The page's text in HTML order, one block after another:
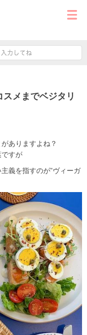
メまでベジタリ
ありますよね？
すが
義を指すのが”ヴィーガ